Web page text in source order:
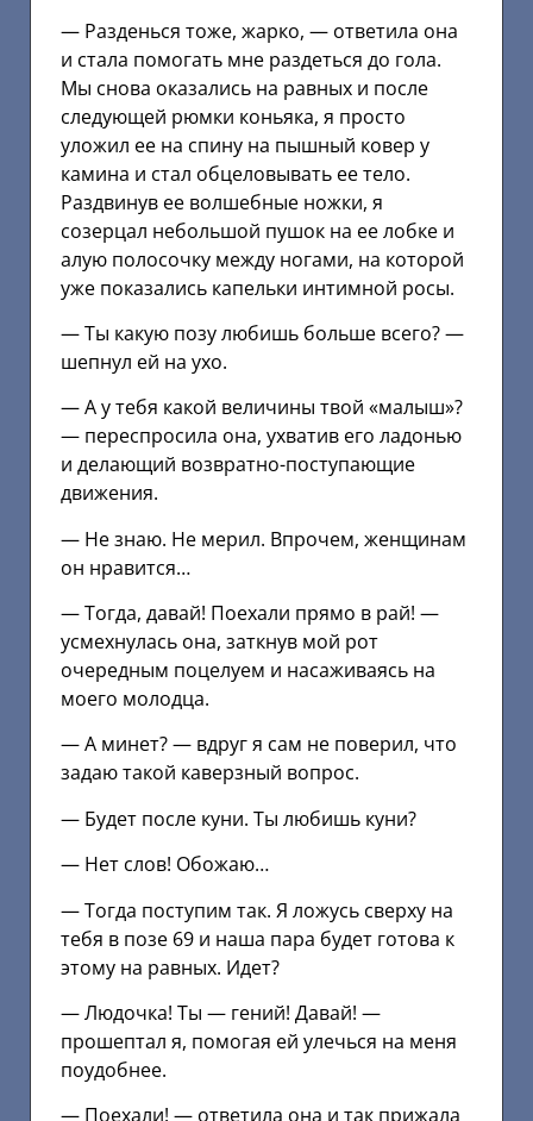
— Разденься тоже, жарко, — ответила она
и стала помогать мне раздеться до гола.
Мы снова оказались на равных и после
следующей рюмки коньяка, я просто
уложил ее на спину на пышный ковер у
камина и стал обцеловывать ее тело.
Раздвинув ее волшебные ножки, я
созерцал небольшой пушок на ее лобке и
алую полосочку между ногами, на которой
уже показались капельки интимной росы.
— Ты какую позу любишь больше всего? —
шепнул ей на ухо.
— А у тебя какой величины твой «малыш»?
— переспросила она, ухватив его ладонью
и делающий возвратно-поступающие
движения.
— Не знаю. Не мерил. Впрочем, женщинам
он нравится…
— Тогда, давай! Поехали прямо в рай! —
усмехнулась она, заткнув мой рот
очередным поцелуем и насаживаясь на
моего молодца.
— А минет? — вдруг я сам не поверил, что
задаю такой каверзный вопрос.
— Будет после куни. Ты любишь куни?
— Нет слов! Обожаю…
— Тогда поступим так. Я ложусь сверху на
тебя в позе 69 и наша пара будет готова к
этому на равных. Идет?
— Людочка! Ты — гений! Давай! —
прошептал я, помогая ей улечься на меня
поудобнее.
— Поехали! — ответила она и так прижала